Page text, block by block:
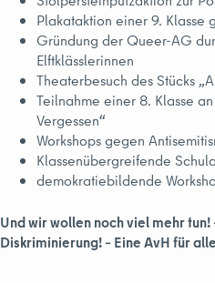
Plakataktion einer 9. Klasse
Gründung der Queer-AG
Elftklässlerinnen
Theaterbesuch des Stücks
Teilnahme einer 8. Klasse
Vergessen“
Workshops gegen
Klassenübergreifende
demokratiebildende
Und wir wollen noch viel mehr tun!
Diskriminierung! – Eine AvH für